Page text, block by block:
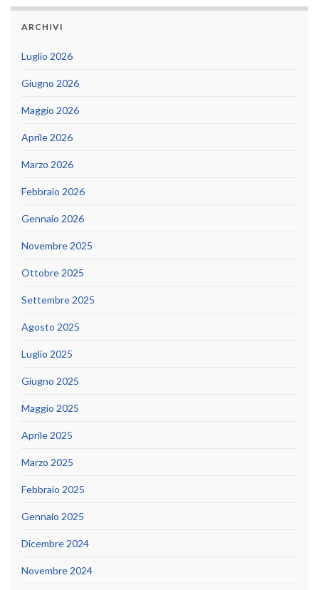
ARCHIVI
Luglio 2026
Giugno 2026
Maggio 2026
Aprile 2026
Marzo 2026
Febbraio 2026
Gennaio 2026
Novembre 2025
Ottobre 2025
Settembre 2025
Agosto 2025
Luglio 2025
Giugno 2025
Maggio 2025
Aprile 2025
Marzo 2025
Febbraio 2025
Gennaio 2025
Dicembre 2024
Novembre 2024